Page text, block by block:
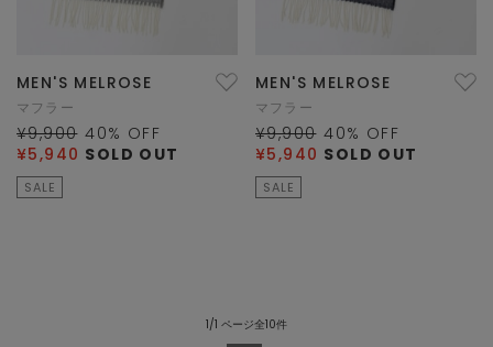
MEN'S MELROSE
マフラー
¥9,900 40% OFF
¥5,940 SOLD OUT
SALE
MEN'S MELROSE
マフラー
¥9,900 40% OFF
¥5,940 SOLD OUT
SALE
1/1 ページ全10件